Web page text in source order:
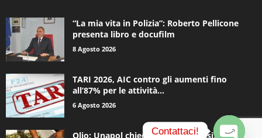
“La mia vita in Polizia”: Roberto Pellicone
presenta libro e docufilm
8 Agosto 2026
TARI 2026, AIC contro gli aumenti fino
all’87% per le attività...
6 Agosto 2026
Olio: Unapol chiede lo stato di crisi. Loiodice:
Contattaci!